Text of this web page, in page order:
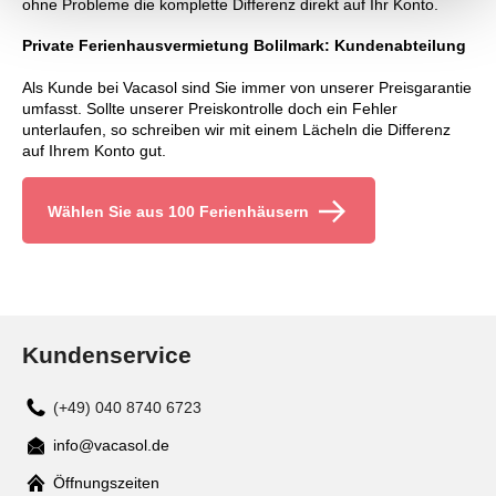
ohne Probleme die komplette Differenz direkt auf Ihr Konto.
Private Ferienhausvermietung Bolilmark: Kundenabteilung
Als Kunde bei Vacasol sind Sie immer von unserer Preisgarantie
umfasst. Sollte unserer Preiskontrolle doch ein Fehler
unterlaufen, so schreiben wir mit einem Lächeln die Differenz
auf Ihrem Konto gut.
Wählen Sie aus 100 Ferienhäusern
Kundenservice
(+49) 040 8740 6723
Mail
info@vacasol.de
Öffnungszeiten